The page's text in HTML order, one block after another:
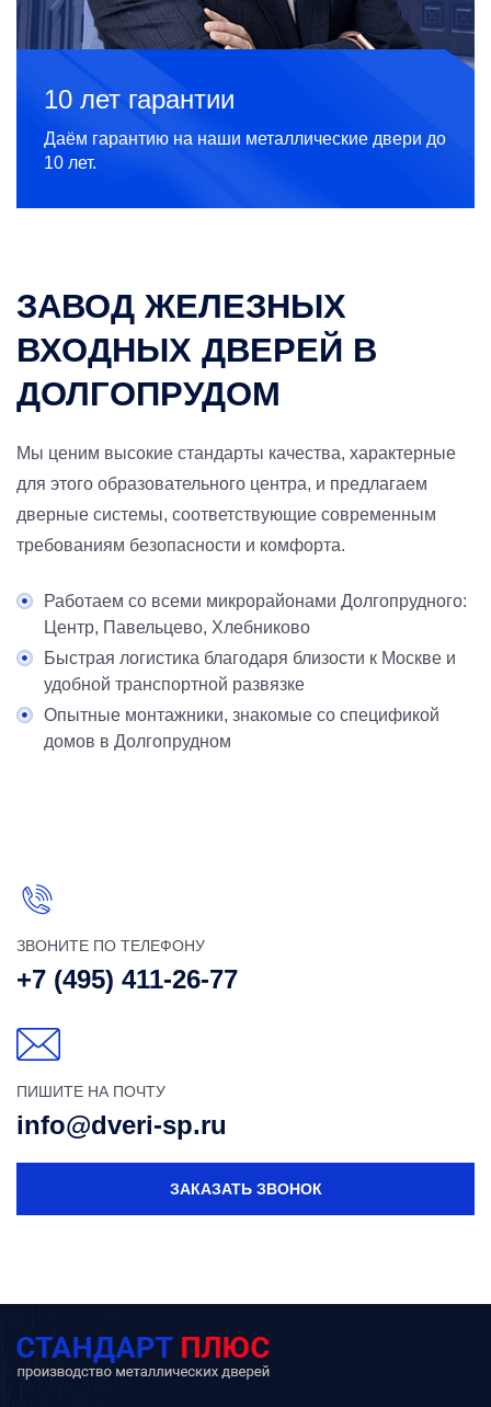
10 лет гарантии
Даём гарантию на наши металлические двери до
10 лет.
ЗАВОД ЖЕЛЕЗНЫХ
ВХОДНЫХ ДВЕРЕЙ В
ДОЛГОПРУДОМ
Мы ценим высокие стандарты качества, характерные
для этого образовательного центра, и предлагаем
дверные системы, соответствующие современным
требованиям безопасности и комфорта.
Работаем со всеми микрорайонами Долгопрудного:
Центр, Павельцево, Хлебниково
Быстрая логистика благодаря близости к Москве и
удобной транспортной развязке
Опытные монтажники, знакомые со спецификой
домов в Долгопрудном
ЗВОНИТЕ ПО ТЕЛЕФОНУ
+7 (495) 411-26-77
ПИШИТЕ НА ПОЧТУ
info@dveri-sp.ru
ЗАКАЗАТЬ ЗВОНОК